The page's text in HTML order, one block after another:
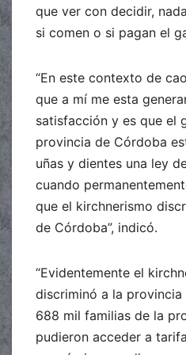
que ver con decidir,
si comen o si pagan el
“En este contexto de
que a mí me esta
satisfacción y es que el
provincia de Córdoba
uñas y dientes una ley
cuando
que el kirchnerismo
de Córdoba”, indicó.
“Evidentemente el
discriminó a la
688 mil familias de la
pudieron acceder a